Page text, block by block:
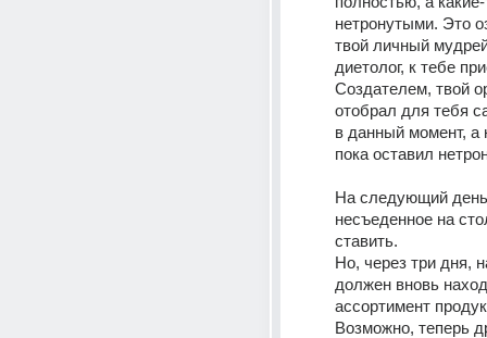
нетронутыми. Это
твой личный
диетолог, к тебе
Создателем, твой
отобрал для тебя
в данный момент,
пока оставил
На следующий
несъеденное на
ставить.
Но, через три дня,
должен вновь
ассортимент
Возможно, теперь